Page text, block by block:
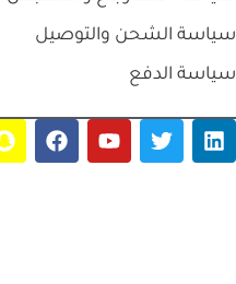
سياسة الشحن والتوصيل
سياسة الدفع